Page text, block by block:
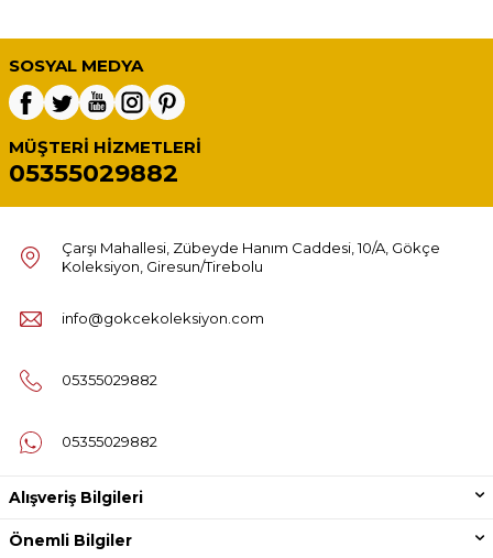
SOSYAL MEDYA
MÜŞTERI HIZMETLERI
05355029882
Çarşı Mahallesi, Zübeyde Hanım Caddesi, 10/A, Gökçe
Koleksiyon, Giresun/Tirebolu
info@gokcekoleksiyon.com
05355029882
05355029882
Alışveriş Bilgileri
Önemli Bilgiler